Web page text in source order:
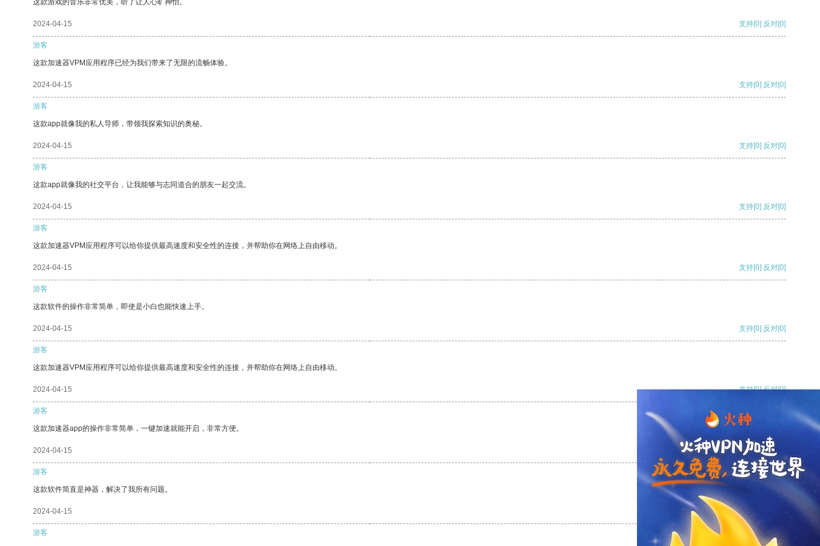
这款游戏的音乐非常优美，听了让人心旷神怡。
2024-04-15 支持[0] 反对[0]
游客
这款加速器VPM应用程序已经为我们带来了无限的流畅体验。
2024-04-15 支持[0] 反对[0]
游客
这款app就像我的私人导师，带领我探索知识的奥秘。
2024-04-15 支持[0] 反对[0]
游客
这款app就像我的社交平台，让我能够与志同道合的朋友一起交流。
2024-04-15 支持[0] 反对[0]
游客
这款加速器VPM应用程序可以给你提供最高速度和安全性的连接，并帮助你在网络上自由移动。
2024-04-15 支持[0] 反对[0]
游客
这款软件的操作非常简单，即使是小白也能快速上手。
2024-04-15 支持[0] 反对[0]
游客
这款加速器VPM应用程序可以给你提供最高速度和安全性的连接，并帮助你在网络上自由移动。
2024-04-15 支持[0] 反对[0]
游客
这款加速器app的操作非常简单，一键加速就能开启，非常方便。
2024-04-15 支持[0] 反对
游客
这款软件简直是神器，解决了我所有问题。
2024-04-15 支持
游客